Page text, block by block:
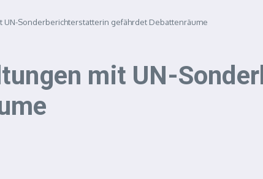
UN-Sonderberichterstatterin gefährdet Debattenräume
mit UN-